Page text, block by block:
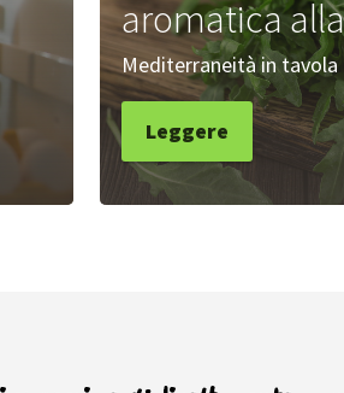
aromatica
Mediterraneità in tavola
Leggere